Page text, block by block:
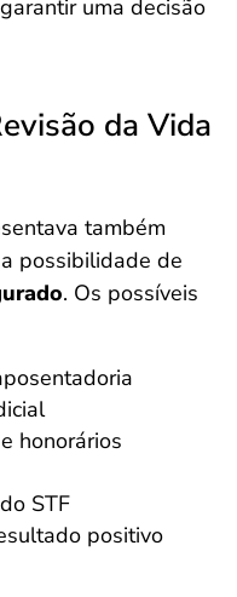
uma decisão
da Vida
também
possibilidade de
. Os possíveis
honorários
STF
positivo